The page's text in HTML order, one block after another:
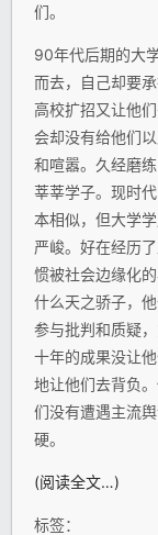
们。
90年代后期的大
而去，自己却要
高校扩招又让他
会却没有给他们
和喧嚣。久经磨
莘莘学子。现时
本相似，但大学
严峻。好在经历
惯被社会边缘化
什么天之骄子，
参与批判和质疑
十年的成果没让
地让他们去背负
们没有遭遇主流
硬。
(阅读全文…)
标签：